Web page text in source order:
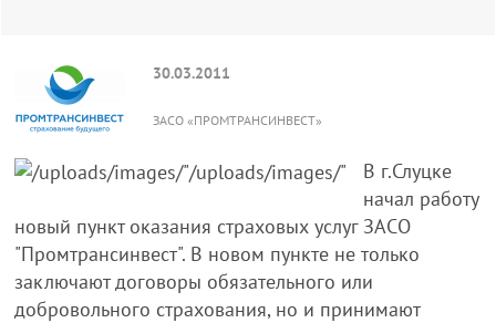
30.03.2011
ЗАСО «ПРОМТРАНСИНВЕСТ»
В г.Слуцке
начал работу
новый пункт оказания страховых услуг ЗАСО
"Промтрансинвест". В новом пункте не только
заключают договоры обязательного или
добровольного страхования, но и принимают